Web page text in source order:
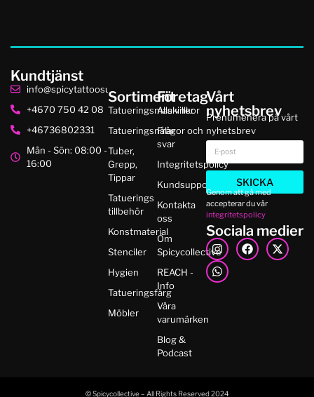
Kundtjänst
info@spicytattoosupplies.se
+4670 750 42 08
+46736802331
Mån - Sön: 08:00 -
16:00
Sortiment
Tatueringsmaskiner
Tatueringsnålar
Tuber,
Grepp,
Tippar
Tatuerings
tillbehör
Konstmaterial
Stenciler
Hygien
Tatueringsfärg
Möbler
Företag
Alla villkor
Frågor och
svar
Integritetspolicy
Kundsupport
Kontakta
oss
Om
Spicycollective
REACH -
Info
Våra
varumärken
Blog &
Podcast
Vårt
nyhetsbrev
Prenumenera på vårt
nyhetsbrev
SKICKA
Genom att gå med
accepterar du vår
integritetspolicy
Sociala medier
© Spicycollective – All Rights Reserved 2024